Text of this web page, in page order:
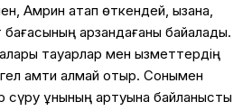
Амрин атап өткендей, қызанақ,
бағасының арзандағаны байқалады.
тауарлар мен қызметтердің
қамти алмай отыр. Сонымен
сүру құнының артуына байланысты